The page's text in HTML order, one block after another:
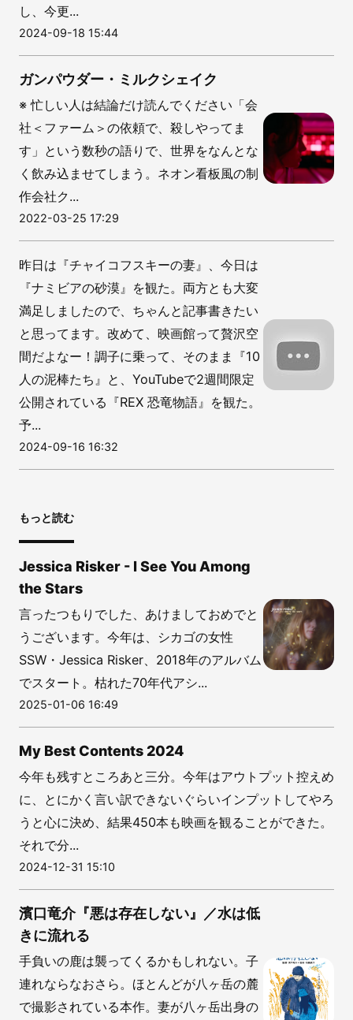
し、今更...
2024-09-18 15:44
ガンパウダー・ミルクシェイク
※ 忙しい人は結論だけ読んでください「会
社＜ファーム＞の依頼で、殺しやってま
す」という数秒の語りで、世界をなんとな
く飲み込ませてしまう。ネオン看板風の制
作会社ク...
2022-03-25 17:29
昨日は『チャイコフスキーの妻』、今日は
『ナミビアの砂漠』を観た。両方とも大変
満足しましたので、ちゃんと記事書きたい
と思ってます。改めて、映画館って贅沢空
間だよなー！調子に乗って、そのまま『10
人の泥棒たち』と、YouTubeで2週間限定
公開されている『REX 恐竜物語』を観た。
予...
2024-09-16 16:32
もっと読む
Jessica Risker - I See You Among
the Stars
言ったつもりでした、あけましておめでと
うございます。今年は、シカゴの女性
SSW・Jessica Risker、2018年のアルバム
でスタート。枯れた70年代アシ...
2025-01-06 16:49
My Best Contents 2024
今年も残すところあと三分。今年はアウトプット控えめ
に、とにかく言い訳できないぐらいインプットしてやろ
うと心に決め、結果450本も映画を観ることができた。
それで分...
2024-12-31 15:10
濱口竜介『悪は存在しない』／水は低
きに流れる
手負いの鹿は襲ってくるかもしれない。子
連れならなおさら。ほとんどが八ヶ岳の麓
で撮影されている本作。妻が八ヶ岳出身の